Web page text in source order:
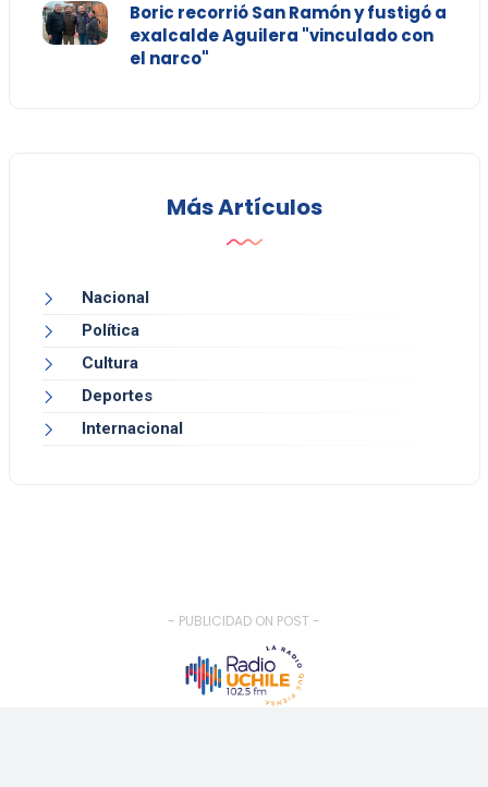
Boric recorrió San Ramón y fustigó a
exalcalde Aguilera "vinculado con
el narco"
Más Artículos
Nacional
Política
Cultura
Deportes
Internacional
- PUBLICIDAD ON POST -